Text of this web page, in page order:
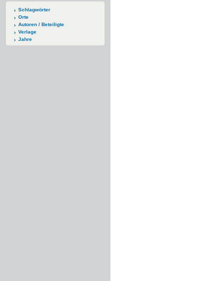
Schlagwörter
Orte
Autoren / Beteiligte
Verlage
Jahre